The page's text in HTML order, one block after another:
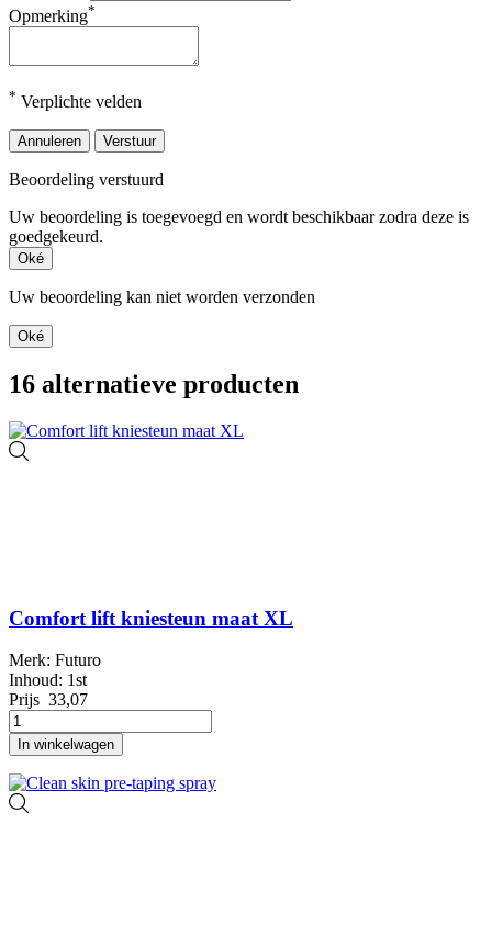
Opmerking*
* Verplichte velden
Annuleren Verstuur
Beoordeling verstuurd
Uw beoordeling is toegevoegd en wordt beschikbaar zodra deze is
goedgekeurd.
Oké
Uw beoordeling kan niet worden verzonden
Oké
16 alternatieve producten
Comfort lift kniesteun maat XL
Merk: Futuro
Inhoud: 1st
Prijs 33,07
In winkelwagen